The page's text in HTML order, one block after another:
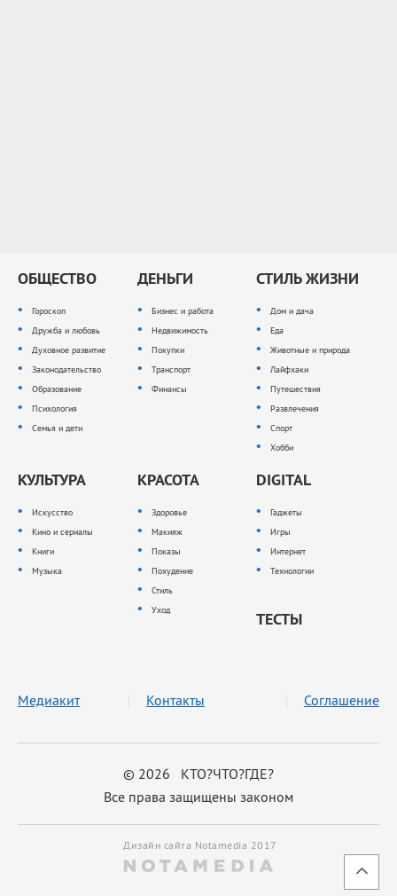
ОБЩЕСТВО
Гороскоп
Дружба и любовь
Духовное развитие
Законодательство
Образование
Психология
Семья и дети
ДЕНЬГИ
Бизнес и работа
Недвижимость
Покупки
Транспорт
Финансы
СТИЛЬ ЖИЗНИ
Дом и дача
Еда
Животные и природа
Лайфхаки
Путешествия
Развлечения
Спорт
Хобби
КУЛЬТУРА
Искусство
Кино и сериалы
Книги
Музыка
КРАСОТА
Здоровье
Макияж
Показы
Похудение
Стиль
Уход
DIGITAL
Гаджеты
Игры
Интернет
Технологии
ТЕСТЫ
© 2026 КТО?ЧТО?ГДЕ?
Все права защищены законом
Медиакит Контакты Соглашение
Дизайн сайта Notamedia 2017